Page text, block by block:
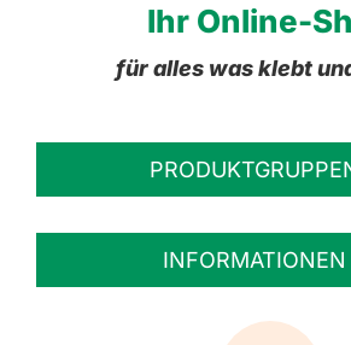
Ihr Online-
für alles was klebt
Personalisierte Aufkleber
INFORMATIONEN